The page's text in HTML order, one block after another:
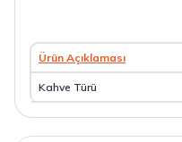
Ürün Açıklaması
Kahve Türü